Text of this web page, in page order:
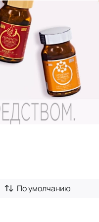
По умолчанию